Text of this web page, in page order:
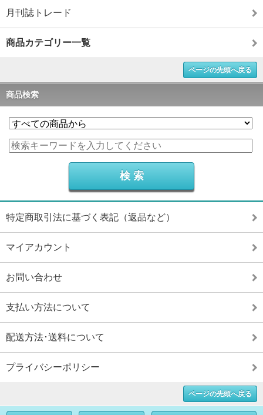
月刊誌トレード
商品カテゴリー一覧
ページの先頭へ戻る
商品検索
特定商取引法に基づく表記（返品など）
マイアカウント
お問い合わせ
支払い方法について
配送方法･送料について
プライバシーポリシー
ページの先頭へ戻る